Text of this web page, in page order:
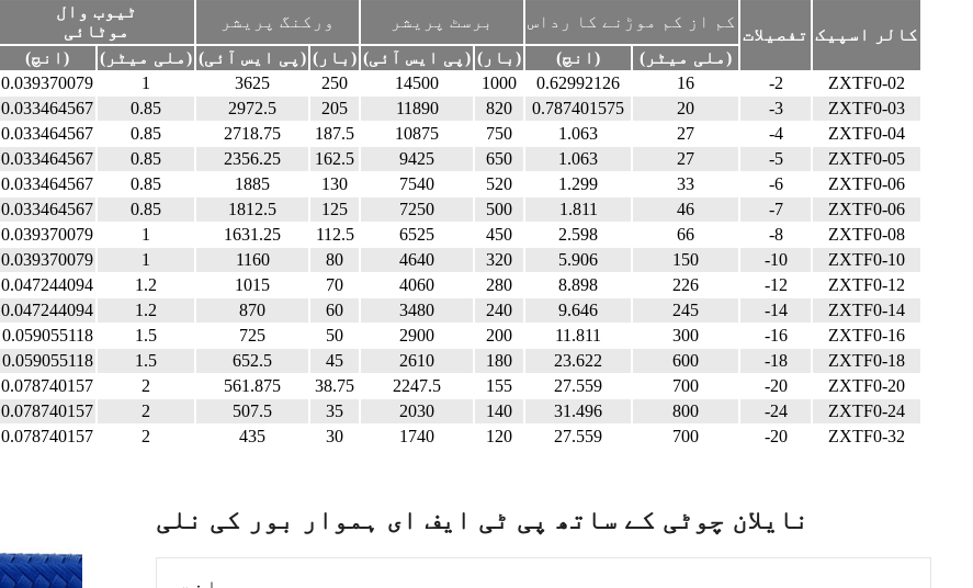
ٹیوب وال
موٹائی
ورکنگ پریشر برسٹ پریشر کم از کم موڑنے کا رداس
تفصیلات کالر اسپیک
(انچ) (ملی میٹر) (پی ایس آئی) (بار) (پی ایس آئی) (بار) (انچ)
(ملی میٹر)
0.039370079 1 3625 250 14500 1000 0.62992126 16 -2
ZXTF0-02
0.033464567 0.85 2972.5 205 11890 820 0.787401575 20 -3
ZXTF0-03
0.033464567 0.85 2718.75 187.5 10875 750 1.063 27 -4
ZXTF0-04
0.033464567 0.85 2356.25 162.5 9425 650 1.063 27 -5
ZXTF0-05
0.033464567 0.85 1885 130 7540 520 1.299 33 -6
ZXTF0-06
0.033464567 0.85 1812.5 125 7250 500 1.811 46 -7
ZXTF0-06
0.039370079 1 1631.25 112.5 6525 450 2.598 66 -8
ZXTF0-08
0.039370079 1 1160 80 4640 320 5.906 150 -10
ZXTF0-10
0.047244094 1.2 1015 70 4060 280 8.898 226 -12
ZXTF0-12
0.047244094 1.2 870 60 3480 240 9.646 245 -14
ZXTF0-14
0.059055118 1.5 725 50 2900 200 11.811 300 -16
ZXTF0-16
0.059055118 1.5 652.5 45 2610 180 23.622 600 -18
ZXTF0-18
0.078740157 2 561.875 38.75 2247.5 155 27.559 700 -20
ZXTF0-20
0.078740157 2 507.5 35 2030 140 31.496 800 -24
ZXTF0-24
0.078740157 2 435 30 1740 120 27.559 700 -20 ZXTF0-32
نایلان چوٹی کے ساتھ پی ٹی ایف ای ہموار بور کی نلی